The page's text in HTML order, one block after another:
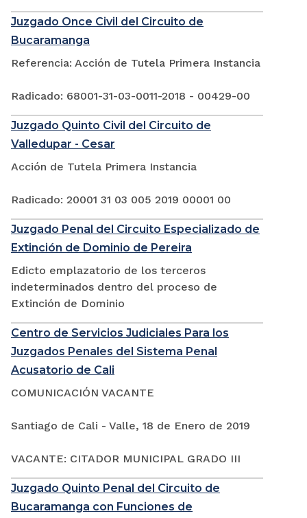
Juzgado Once Civil del Circuito de
Bucaramanga
Referencia: Acción de Tutela Primera Instancia
Radicado: 68001-31-03-0011-2018 - 00429-00
Juzgado Quinto Civil del Circuito de
Valledupar - Cesar
Acción de Tutela Primera Instancia
Radicado: 20001 31 03 005 2019 00001 00
Juzgado Penal del Circuito Especializado de
Extinción de Dominio de Pereira
Edicto emplazatorio de los terceros
indeterminados dentro del proceso de
Extinción de Dominio
Centro de Servicios Judiciales Para los
Juzgados Penales del Sistema Penal
Acusatorio de Cali
COMUNICACIÓN VACANTE
Santiago de Cali - Valle, 18 de Enero de 2019
VACANTE: CITADOR MUNICIPAL GRADO III
Juzgado Quinto Penal del Circuito de
Bucaramanga con Funciones de